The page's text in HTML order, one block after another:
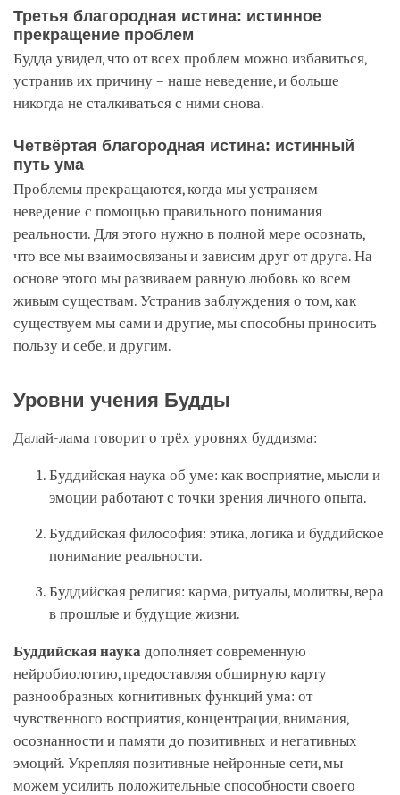
Третья благородная истина: истинное
прекращение проблем
Будда увидел, что от всех проблем можно избавиться,
устранив их причину – наше неведение, и больше
никогда не сталкиваться с ними снова.
Четвёртая благородная истина: истинный
путь ума
Проблемы прекращаются, когда мы устраняем
неведение с помощью правильного понимания
реальности. Для этого нужно в полной мере осознать,
что все мы взаимосвязаны и зависим друг от друга. На
основе этого мы развиваем равную любовь ко всем
живым существам. Устранив заблуждения о том, как
существуем мы сами и другие, мы способны приносить
пользу и себе, и другим.
Уровни учения Будды
Далай-лама говорит о трёх уровнях буддизма:
Буддийская наука об уме: как восприятие, мысли и
эмоции работают с точки зрения личного опыта.
Буддийская философия: этика, логика и буддийское
понимание реальности.
Буддийская религия: карма, ритуалы, молитвы, вера
в прошлые и будущие жизни.
Буддийская наука дополняет современную
нейробиологию, предоставляя обширную карту
разнообразных когнитивных функций ума: от
чувственного восприятия, концентрации, внимания,
осознанности и памяти до позитивных и негативных
эмоций. Укрепляя позитивные нейронные сети, мы
можем усилить положительные способности своего